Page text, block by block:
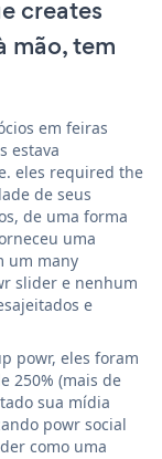
creates
mão, tem
em feiras
estava
eles required the
de seus
de uma forma
uma
um many
slider e nenhum
e
powr, eles foram
250% (mais de
sua mídia
powr social
como uma